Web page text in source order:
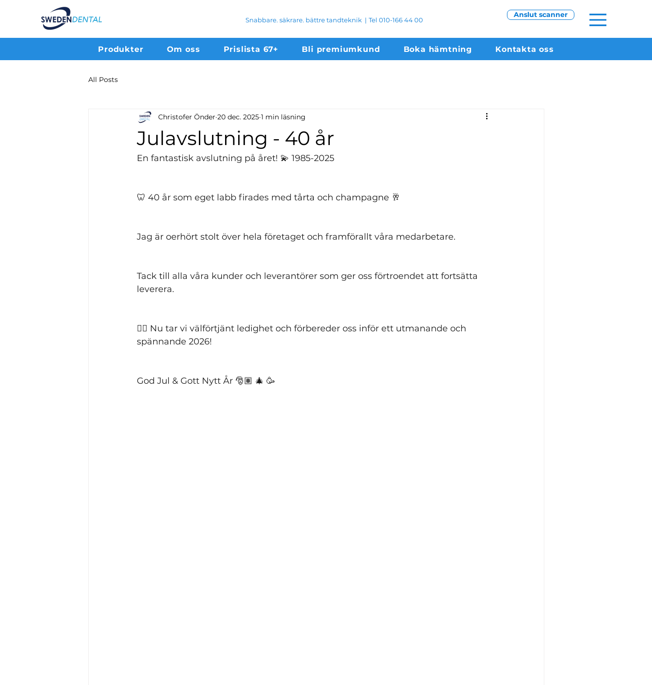
Snabbare. säkrare. bättre tandteknik |Tel 010-166 44 00
Anslut scanner
Produkter Om oss Prislista 67+ Bli premiumkund Boka hämtning Kontakta oss
All Posts
Julavslutning - 40 år
Christofer Önder 20 dec. 2025 1 min läsning
En fantastisk avslutning på året! 💫 1985-2025
🦷 40 år som eget labb firades med tårta och champagne 🥂
Jag är oerhört stolt över hela företaget och framförallt våra medarbetare.
Tack till alla våra kunder och leverantörer som ger oss förtroendet att fortsätta
leverera.
👉🏻 Nu tar vi välförtjänt ledighet och förbereder oss inför ett utmanande och
spännande 2026!
God Jul & Gott Nytt År 🎅🏽 🎄 🥳